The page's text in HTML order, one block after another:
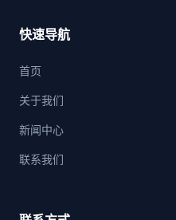
快速导航
首页
关于我们
新闻中心
联系我们